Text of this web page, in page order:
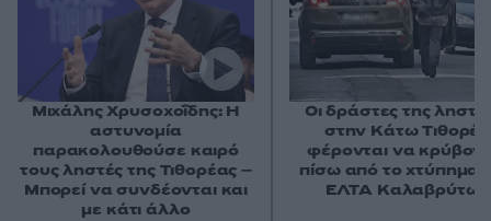
Μιχάλης Χρυσοχοΐδης: Η
αστυνομία
παρακολουθούσε καιρό
τους ληστές της Τιθορέας –
Μπορεί να συνδέονται και
με κάτι άλλο
Οι δράστες της
στην Κάτω Τιθορέα
φέρονται να
πίσω από το χτύπημα
ΕΛΤΑ Καλαβρύτων